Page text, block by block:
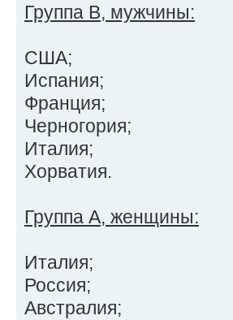
Группа В, мужчины:
США;
Испания;
Франция;
Черногория;
Италия;
Хорватия.
Группа А, женщины:
Италия;
Россия;
Австралия;